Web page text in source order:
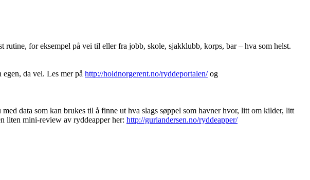
for eksempel på vei til eller fra jobb, skole, sjakklubb, korps, bar – hva som helst.
da vel. Les mer på http://holdnorgerent.no/ryddeportalen/og
data som kan brukes til å finne ut hva slags søppel som havner hvor, litt om kilder, litt
liten mini-review av ryddeapper her: http://guriandersen.no/ryddeapper/